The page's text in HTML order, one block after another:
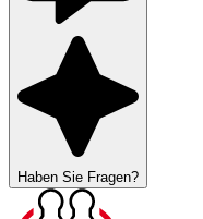
Haben Sie Fragen?